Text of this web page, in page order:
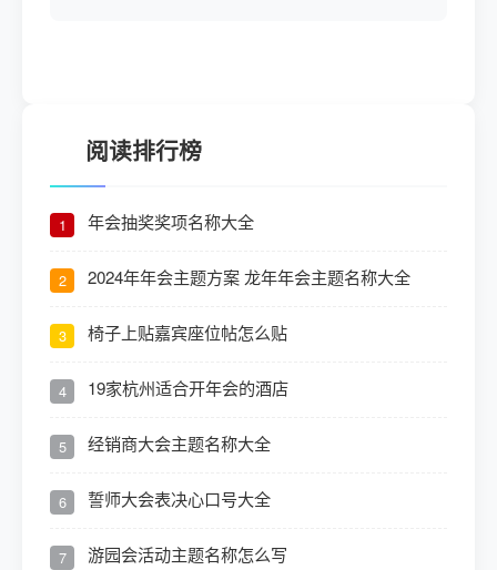
阅读排行榜
1 年会抽奖奖项名称大全
2 2024年年会主题方案 龙年年会主题名称大全
3 椅子上贴嘉宾座位帖怎么贴
4 19家杭州适合开年会的酒店
5 经销商大会主题名称大全
6 誓师大会表决心口号大全
7 游园会活动主题名称怎么写